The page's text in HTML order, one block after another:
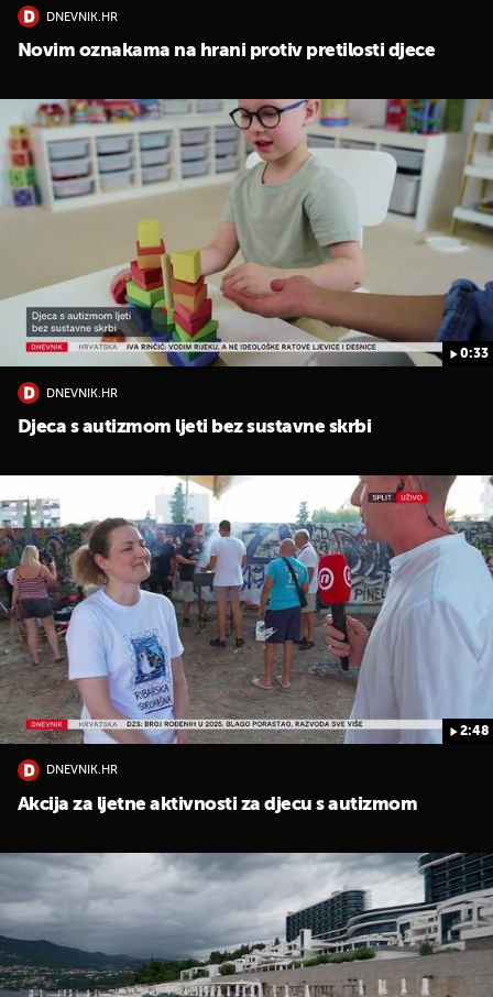
DNEVNIK.HR
Novim oznakama na hrani protiv pretilosti djece
0:33
DNEVNIK.HR
Djeca s autizmom ljeti bez sustavne skrbi
2:48
DNEVNIK.HR
Akcija za ljetne aktivnosti za djecu s autizmom